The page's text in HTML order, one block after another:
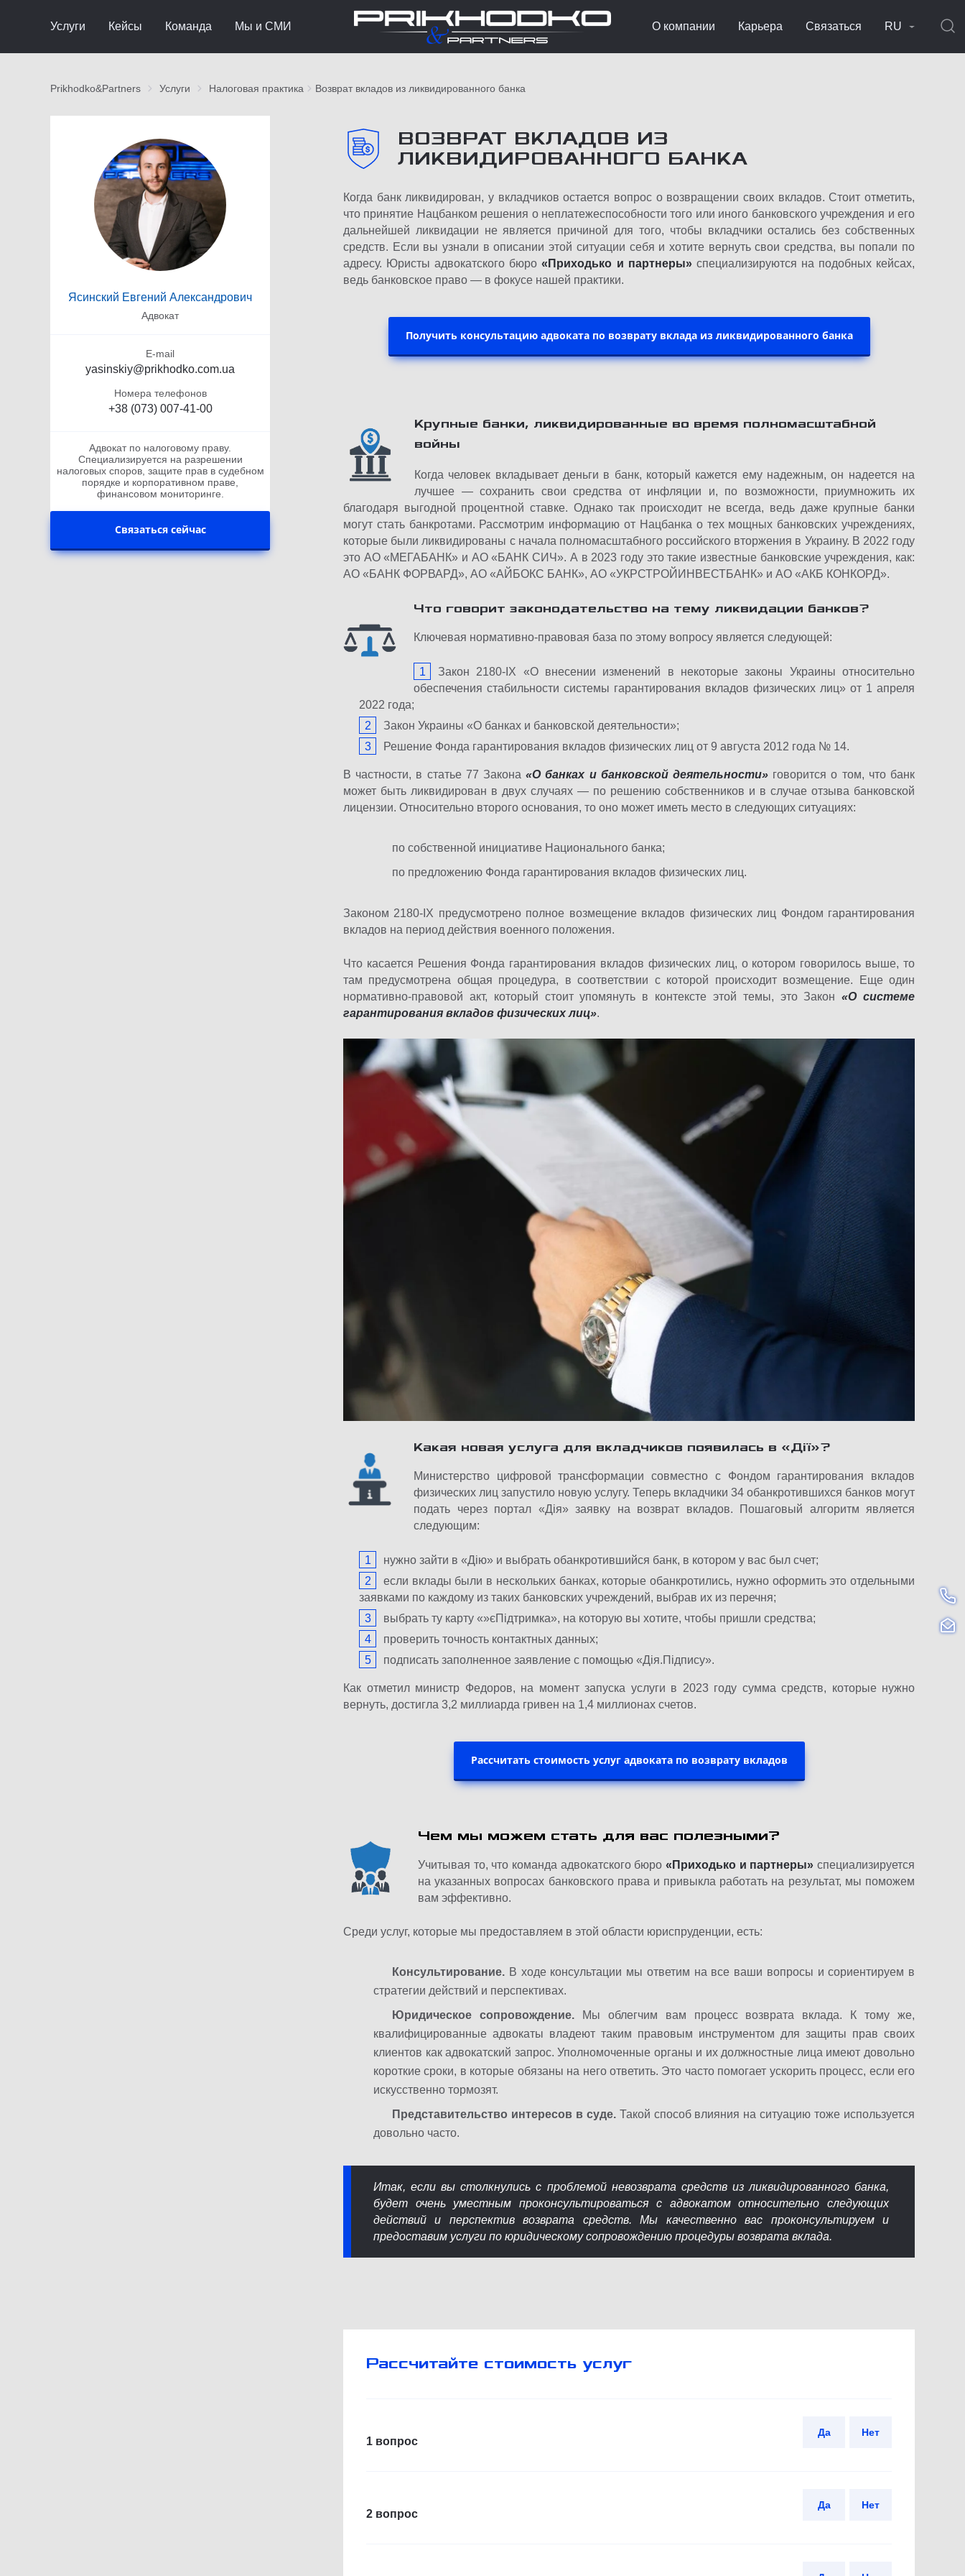
Услуги Кейсы Команда Мы и СМИ О компании Карьера Связаться RU
Prikhodko&Partners Услуги Налоговая практика Возврат вкладов из ликвидированного банка
Ясинский Евгений Александрович
Адвокат
E-mail
yasinskiy@prikhodko.com.ua
Номера телефонов
+38 (073) 007-41-00
Адвокат по налоговому праву.
Специализируется на разрешении
налоговых споров, защите прав в судебном
порядке и корпоративном праве,
финансовом мониторинге.
Связаться сейчас
ВОЗВРАТ ВКЛАДОВ ИЗ
ЛИКВИДИРОВАННОГО БАНКА
Когда банк ликвидирован, у вкладчиков остается вопрос о возвращении своих вкладов. Стоит отметить,
что принятие Нацбанком решения о неплатежеспособности того или иного банковского учреждения и его
дальнейшей ликвидации не является причиной для того, чтобы вкладчики остались без собственных
средств. Если вы узнали в описании этой ситуации себя и хотите вернуть свои средства, вы попали по
адресу. Юристы адвокатского бюро«Приходько и партнеры»специализируются на подобных кейсах,
ведь банковское право — в фокусе нашей практики.
Получить консультацию адвоката по возврату вклада из ликвидированного банка
Крупные банки, ликвидированные во время полномасштабной
войны
Когда человек вкладывает деньги в банк, который кажется ему надежным, он надеется на
лучшее — сохранить свои средства от инфляции и, по возможности, приумножить их
благодаря выгодной процентной ставке. Однако так происходит не всегда, ведь даже крупные банки
могут стать банкротами. Рассмотрим информацию от Нацбанка о тех мощных банковских учреждениях,
которые были ликвидированы с начала полномасштабного российского вторжения в Украину. В 2022 году
это АО «МЕГАБАНК» и АО «БАНК СИЧ». А в 2023 году это такие известные банковские учреждения, как:
АО «БАНК ФОРВАРД», АО «АЙБОКС БАНК», АО «УКРСТРОЙИНВЕСТБАНК» и АО «АКБ КОНКОРД».
Что говорит законодательство на тему ликвидации банков?
Ключевая нормативно-правовая база по этому вопросу является следующей:
Закон 2180-ІХ «О внесении изменений в некоторые законы Украины относительно
обеспечения стабильности системы гарантирования вкладов физических лиц» от 1 апреля
2022 года;
Закон Украины «О банках и банковской деятельности»;
Решение Фонда гарантирования вкладов физических лиц от 9 августа 2012 года № 14.
В частности, в статье 77 Закона«О банках и банковской деятельности» говорится о том, что банк
может быть ликвидирован в двух случаях — по решению собственников и в случае отзыва банковской
лицензии. Относительно второго основания, то оно может иметь место в следующих ситуациях:
по собственной инициативе Национального банка;
по предложению Фонда гарантирования вкладов физических лиц.
Законом 2180-IX предусмотрено полное возмещение вкладов физических лиц Фондом гарантирования
вкладов на период действия военного положения.
Что касается Решения Фонда гарантирования вкладов физических лиц, о котором говорилось выше, то
там предусмотрена общая процедура, в соответствии с которой происходит возмещение. Еще один
нормативно-правовой акт, который стоит упомянуть в контексте этой темы, это Закон«О системе
гарантирования вкладов физических лиц».
Какая новая услуга для вкладчиков появилась в «Дії»?
Министерство цифровой трансформации совместно с Фондом гарантирования вкладов
физических лиц запустило новую услугу. Теперь вкладчики 34 обанкротившихся банков могут
подать через портал «Дія» заявку на возврат вкладов. Пошаговый алгоритм является
следующим:
нужно зайти в «Дію» и выбрать обанкротившийся банк, в котором у вас был счет;
если вклады были в нескольких банках, которые обанкротились, нужно оформить это отдельными
заявками по каждому из таких банковских учреждений, выбрав их из перечня;
выбрать ту карту «»єПідтримка», на которую вы хотите, чтобы пришли средства;
проверить точность контактных данных;
подписать заполненное заявление с помощью «Дія.Підпису».
Как отметил министр Федоров, на момент запуска услуги в 2023 году сумма средств, которые нужно
вернуть, достигла 3,2 миллиарда гривен на 1,4 миллионах счетов.
Рассчитать стоимость услуг адвоката по возврату вкладов
Чем мы можем стать для вас полезными?
Учитывая то, что команда адвокатского бюро «Приходько и партнеры» специализируется
на указанных вопросах банковского права и привыкла работать на результат, мы поможем
вам эффективно.
Среди услуг, которые мы предоставляем в этой области юриспруденции, есть:
Консультирование. В ходе консультации мы ответим на все ваши вопросы и сориентируем в
стратегии действий и перспективах.
Юридическое сопровождение.Мы облегчим вам процесс возврата вклада. К тому же,
квалифицированные адвокаты владеют таким правовым инструментом для защиты прав своих
клиентов как адвокатский запрос. Уполномоченные органы и их должностные лица имеют довольно
короткие сроки, в которые обязаны на него ответить. Это часто помогает ускорить процесс, если его
искусственно тормозят.
Представительство интересов в суде.Такой способ влияния на ситуацию тоже используется
довольно часто.
Итак, если вы столкнулись с проблемой невозврата средств из ликвидированного банка,
будет очень уместным проконсультироваться с адвокатом относительно следующих
действий и перспектив возврата средств. Мы качественно вас проконсультируем и
предоставим услуги по юридическому сопровождению процедуры возврата вклада.
Рассчитайте стоимость услуг
1 вопрос
Да Нет
2 вопрос
Да Нет